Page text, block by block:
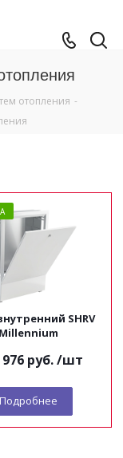
отопления -
SHRV
Millennium
976 руб./шт
Подробнее